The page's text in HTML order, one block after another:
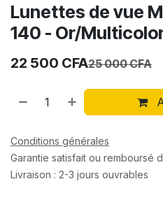
Lunettes de vue
140 - Or/
22 500 CFA25 000CFA
Conditions générales
Garantie satisfait ou remboursé
Livraison : 2-3 jours ouvrables